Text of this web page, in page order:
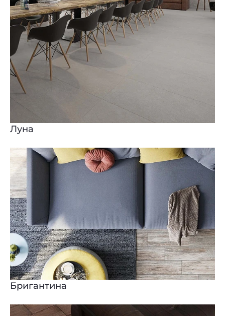
Луна
Бригантина